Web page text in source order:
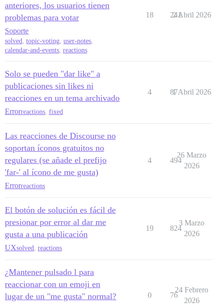
anteriores, los usuarios tienen
problemas para votar
Soporte
solved, topic-voting, user-notes,
calendar-and-events, reactions
18 241
2 Abril 2026
Solo se pueden "dar like" a
publicaciones sin likes ni
reacciones en un tema archivado
Errorreactions fixed
4 87
1 Abril 2026
Las reacciones de Discourse no
soportan íconos gratuitos no
regulares (se añade el prefijo
'far-' al ícono de me gusta)
Errorreactions
4 494
26 Marzo
2026
El botón de solución es fácil de
presionar por error al dar me
gusta a una publicación
UXsolved reactions
19 824
3 Marzo
2026
¿Mantener pulsado l para
reaccionar con un emoji en
lugar de un "me gusta" normal?
0 76
24 Febrero
2026